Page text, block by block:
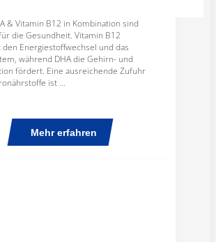
& Vitamin B12 in Kombination sind
die Gesundheit. Vitamin B12
Energiestoffwechsel und das
während DHA die Gehirn- und
fördert. Eine ausreichende Zufuhr
ist ...
Mehr erfahren